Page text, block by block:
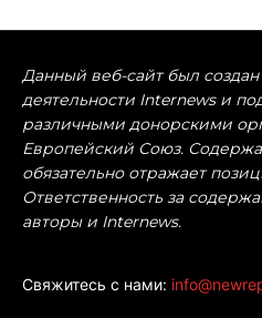
Данный веб-сайт был
деятельности Internews и
различными донорскими
Европейский Союз.
обязательно отражает
Ответственность за
авторы и Internews.
Свяжитесь с нами: